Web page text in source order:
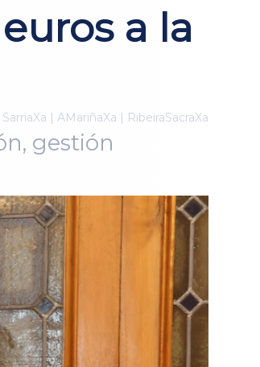
a la
| AMariñaXa | RibeiraSacraXa
gestión